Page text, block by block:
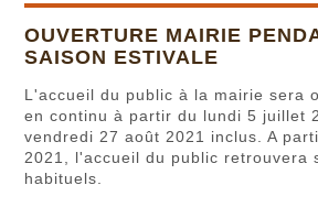
OUVERTURE MAIRIE PENDANT LA
SAISON ESTIVALE
L'accueil du public à la mairie sera
en continu à partir du lundi 5 juillet
vendredi 27 août 2021 inclus. A
2021, l'accueil du public retrouvera
habituels.